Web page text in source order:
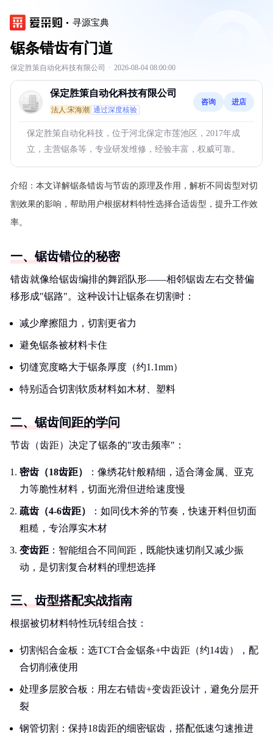
寻源宝典
锯条错齿有门道
保定胜策自动化科技有限公司 · 2026-08-04 08:00:00
保定胜策自动化科技有限公司
法人:宋海潮 通过深度核验
咨询 进店
保定胜策自动化科技，位于河北保定市莲池区，2017年成
立，主营锯条等，专业研发维修，经验丰富，权威可靠。
介绍： 本文详解锯条错齿与节齿的原理及作用，解析不同齿型对切
割效果的影响，帮助用户根据材料特性选择合适齿型，提升工作效
率。
一、锯齿错位的秘密
错齿就像给锯齿编排的舞蹈队形——相邻锯齿左右交替偏
移形成"锯路"。这种设计让锯条在切割时：
减少摩擦阻力，切割更省力
避免锯条被材料卡住
切缝宽度略大于锯条厚度（约1.1mm）
特别适合切割软质材料如木材、塑料
二、锯齿间距的学问
节齿（齿距）决定了锯条的"攻击频率"：
密齿（18齿距）
：像绣花针般精细，适合薄金属、亚克
力等脆性材料，切面光滑但进给速度慢
疏齿（4-6齿距）
：如同伐木斧的节奏，快速开料但切面
粗糙，专治厚实木材
变齿距 ：智能组合不同间距，既能快速切削又减少振
动，是切割复合材料的理想选择
三、齿型搭配实战指南
根据被切材料特性玩转组合技：
切割铝合金板：选TCT合金锯条+中齿距（约14齿），配
合切削液使用
处理多层胶合板：用左右错齿+变齿距设计，避免分层开
裂
钢管切割：保持18齿距的细密锯齿，搭配低速匀速推进